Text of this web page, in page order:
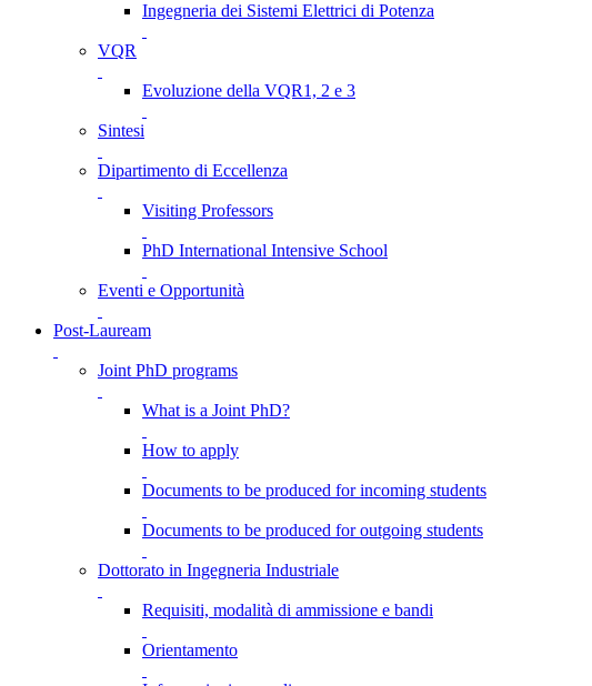
Ingegneria dei Sistemi Elettrici di Potenza
VQR
Evoluzione della VQR1, 2 e 3
Sintesi
Dipartimento di Eccellenza
Visiting Professors
PhD International Intensive School
Eventi e Opportunità
Post-Lauream
Joint PhD programs
What is a Joint PhD?
How to apply
Documents to be produced for incoming students
Documents to be produced for outgoing students
Dottorato in Ingegneria Industriale
Requisiti, modalità di ammissione e bandi
Orientamento